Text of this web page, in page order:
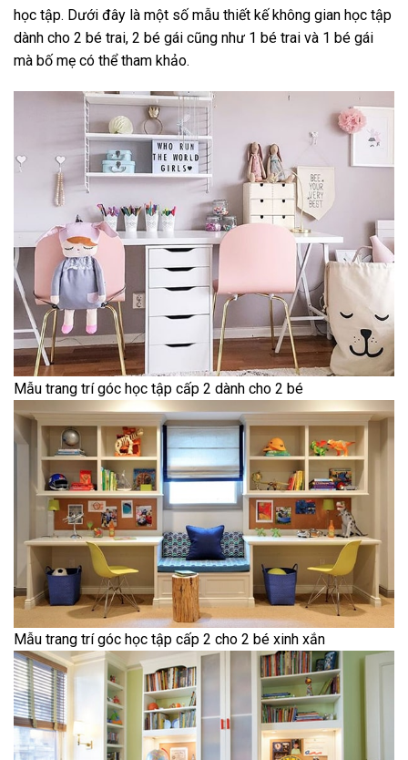
học tập. Dưới đây là một số mẫu thiết kế không gian học tập
dành cho 2 bé trai, 2 bé gái cũng như 1 bé trai và 1 bé gái
mà bố mẹ có thể tham khảo.
Mẫu trang trí góc học tập cấp 2 dành cho 2 bé
Mẫu trang trí góc học tập cấp 2 cho 2 bé xinh xắn